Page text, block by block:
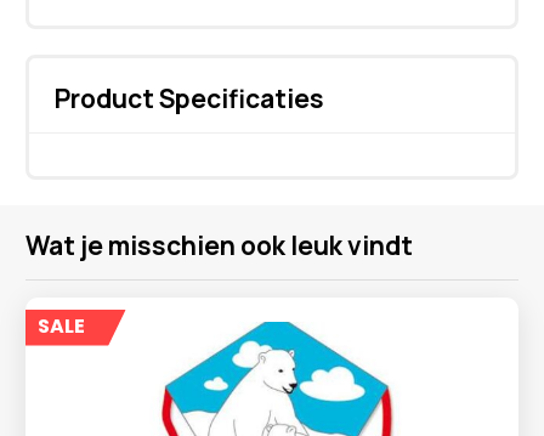
Product Specificaties
Wat je misschien ook leuk vindt
SALE